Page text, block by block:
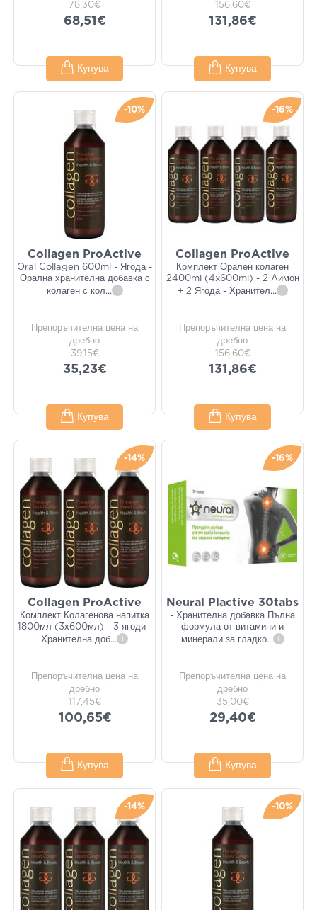
78,30€
68,51€
Купува
156,60€
131,86€
Купува
-10%
Collagen ProActive
Oral Collagen 600ml - Ягода -
Орална хранителна добавка с
колаген с кол... i
Препоръчителна цена на
дребно
39,15€
35,23€
Купува
-16%
Collagen ProActive
Комплект Орален колаген
2400ml (4x600ml) - 2 Λимон
+ 2 Ягода - Хранител... i
Препоръчителна цена на
дребно
156,60€
131,86€
Купува
-14%
Collagen ProActive
Комплект Колагенова напитка
1800мл (3х600мл) - 3 ягоди -
Хранителна доб... i
Препоръчителна цена на
дребно
117,45€
100,65€
Купува
-16%
Neural Plactive 30tabs
- Хранителна добавка Пълна
формула от витамини и
минерали за гладко... i
Препоръчителна цена на
дребно
35,00€
29,40€
Купува
-14% -10%